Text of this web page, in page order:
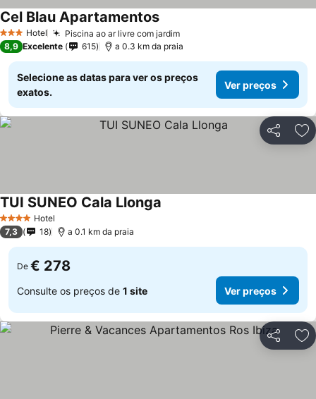
3 EstrelasHotel Piscina ao ar livre com jardimVer preços
Cel Blau ApartamentosVer preços
8,9 Excelente 615 a 0.3 km da praia
Selecione as datas para ver os preços
exatos.
Ver preços
Partilhar
4 EstrelasHotel
TUI SUNEO Cala Llonga
7,3 18 a 0.1 km da praia
De € 278
Consulte os preços de 1 site Ver preços
Partilhar